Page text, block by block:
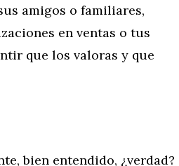
amigos o familiares,
en ventas o tus
que los valoras y que
bien entendido, ¿verdad?